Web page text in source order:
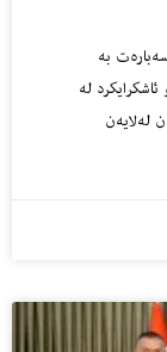
بە
لە
لەلایەن